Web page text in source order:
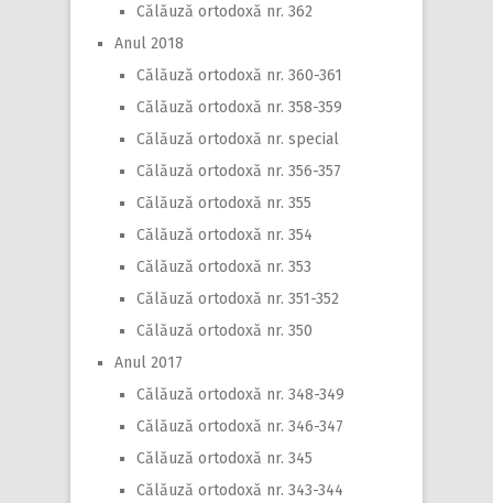
Călăuză ortodoxă nr. 362
Anul 2018
Călăuză ortodoxă nr. 360-361
Călăuză ortodoxă nr. 358-359
Călăuză ortodoxă nr. special
Călăuză ortodoxă nr. 356-357
Călăuză ortodoxă nr. 355
Călăuză ortodoxă nr. 354
Călăuză ortodoxă nr. 353
Călăuză ortodoxă nr. 351-352
Călăuză ortodoxă nr. 350
Anul 2017
Călăuză ortodoxă nr. 348-349
Călăuză ortodoxă nr. 346-347
Călăuză ortodoxă nr. 345
Călăuză ortodoxă nr. 343-344